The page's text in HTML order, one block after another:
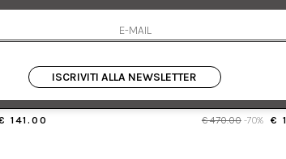
IN SATIN DI SETA
141.00
SALDALI CON FASCETTE
€ 470.00 -70% €
ISCRIVITI ALLA NEWSLETTER